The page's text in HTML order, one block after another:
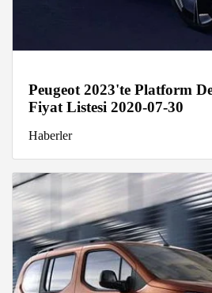
Peugeot 2023'te Platform
Fiyat Listesi 2020-07-30
Haberler